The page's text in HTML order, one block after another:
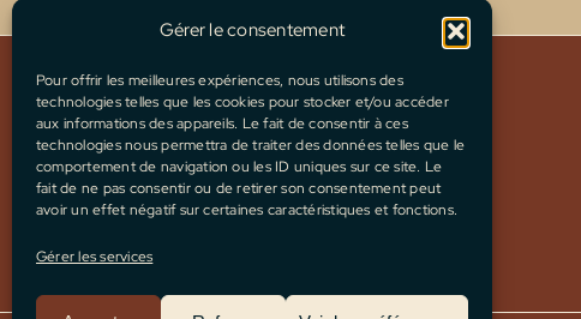
Gérer le consentement
Pour offrir les meilleures expériences, nous utilisons des
technologies telles que les cookies pour stocker et/ou accéder
aux informations des appareils. Le fait de consentir à ces
technologies nous permettra de traiter des données telles que le
comportement de navigation ou les ID uniques sur ce site. Le
fait de ne pas consentir ou de retirer son consentement peut
avoir un effet négatif sur certaines caractéristiques et fonctions.
Gérer les services
ACCUEIL
MENU
CONCEPT
PRIVATISATION